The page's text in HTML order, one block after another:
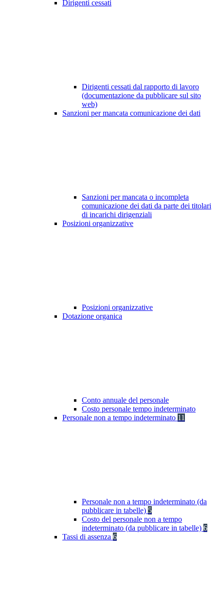
Dirigenti cessati
Dirigenti cessati dal rapporto di lavoro
(documentazione da pubblicare sul sito
web)
Sanzioni per mancata comunicazione dei dati
Sanzioni per mancata o incompleta
comunicazione dei dati da parte dei titolari
di incarichi dirigenziali
Posizioni organizzative
Posizioni organizzative
Dotazione organica
Conto annuale del personale
Costo personale tempo indeterminato
Personale non a tempo indeterminato 11
Personale non a tempo indeterminato (da
pubblicare in tabelle) 5
Costo del personale non a tempo
indeterminato (da pubblicare in tabelle) 6
Tassi di assenza 6